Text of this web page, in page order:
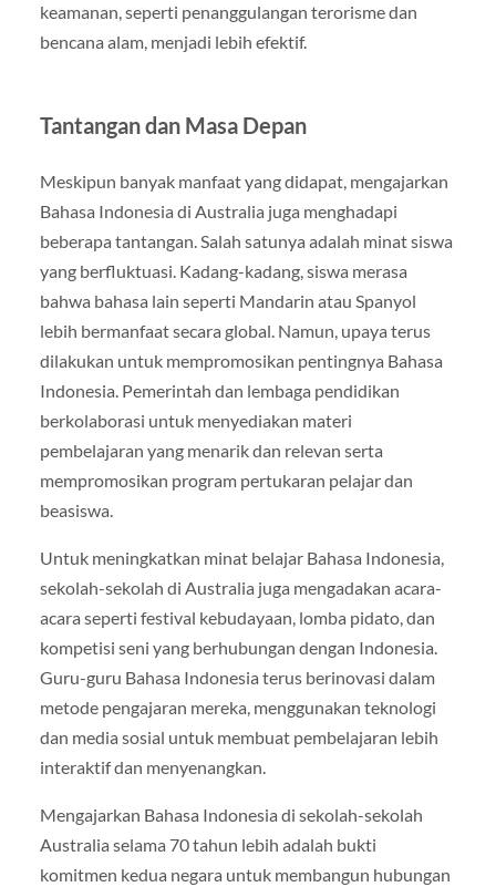
keamanan, seperti penanggulangan terorisme dan
bencana alam, menjadi lebih efektif.
Tantangan dan Masa Depan
Meskipun banyak manfaat yang didapat, mengajarkan
Bahasa Indonesia di Australia juga menghadapi
beberapa tantangan. Salah satunya adalah minat siswa
yang berfluktuasi. Kadang-kadang, siswa merasa
bahwa bahasa lain seperti Mandarin atau Spanyol
lebih bermanfaat secara global. Namun, upaya terus
dilakukan untuk mempromosikan pentingnya Bahasa
Indonesia. Pemerintah dan lembaga pendidikan
berkolaborasi untuk menyediakan materi
pembelajaran yang menarik dan relevan serta
mempromosikan program pertukaran pelajar dan
beasiswa.
Untuk meningkatkan minat belajar Bahasa Indonesia,
sekolah-sekolah di Australia juga mengadakan acara-
acara seperti festival kebudayaan, lomba pidato, dan
kompetisi seni yang berhubungan dengan Indonesia.
Guru-guru Bahasa Indonesia terus berinovasi dalam
metode pengajaran mereka, menggunakan teknologi
dan media sosial untuk membuat pembelajaran lebih
interaktif dan menyenangkan.
Mengajarkan Bahasa Indonesia di sekolah-sekolah
Australia selama 70 tahun lebih adalah bukti
komitmen kedua negara untuk membangun hubungan